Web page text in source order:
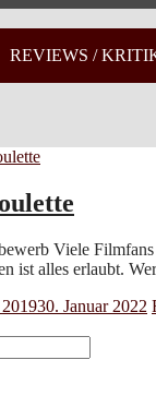
REVIEWS /
Viele
ist alles erlaubt.
30. Januar 2022